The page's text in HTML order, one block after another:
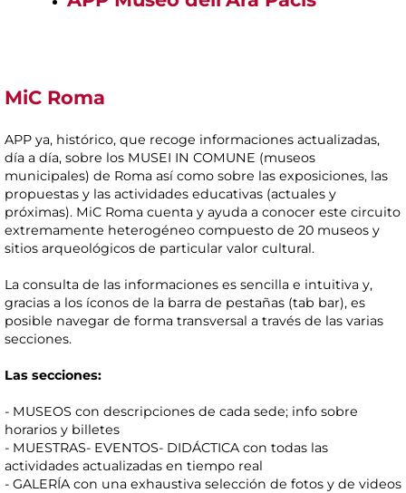
MiC Roma
APP ya, histórico, que recoge informaciones actualizadas,
día a día, sobre los MUSEI IN COMUNE (museos
municipales) de Roma así como sobre las exposiciones, las
propuestas y las actividades educativas (actuales y
próximas). MiC Roma cuenta y ayuda a conocer este circuito
extremamente heterogéneo compuesto de 20 museos y
sitios arqueológicos de particular valor cultural.
La consulta de las informaciones es sencilla e intuitiva y,
gracias a los íconos de la barra de pestañas (tab bar), es
posible navegar de forma transversal a través de las varias
secciones.
Las secciones:
- MUSEOS con descripciones de cada sede; info sobre
horarios y billetes
- MUESTRAS- EVENTOS- DIDÁCTICA con todas las
actividades actualizadas en tiempo real
- GALERÍA con una exhaustiva selección de fotos y de videos